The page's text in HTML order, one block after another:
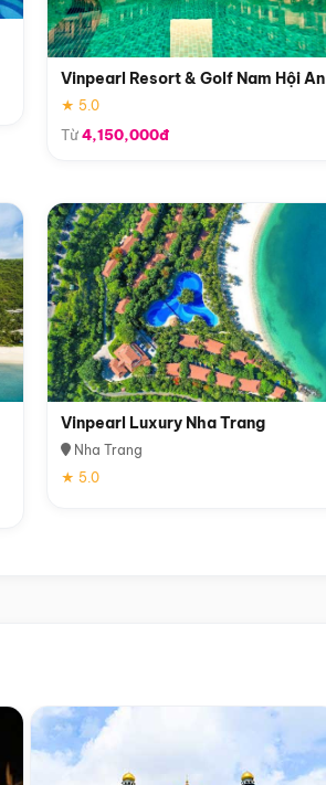
Vinpearl Resort & Golf Nam Hội An
★ 5.0
Từ4,150,000đ
Vinpearl Luxury Nha Trang
Nha Trang
★ 5.0